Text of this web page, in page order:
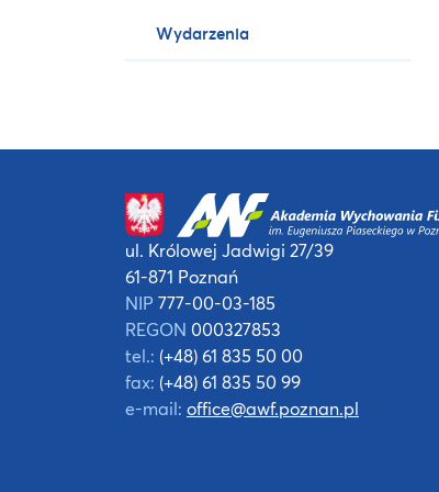
Wydarzenia
ul. Królowej Jadwigi 27/39
61-871 Poznań
NIP 777-00-03-185
REGON 000327853
tel.: (+48) 61 835 50 00
fax: (+48) 61 835 50 99
e-mail: office@awf.poznan.pl